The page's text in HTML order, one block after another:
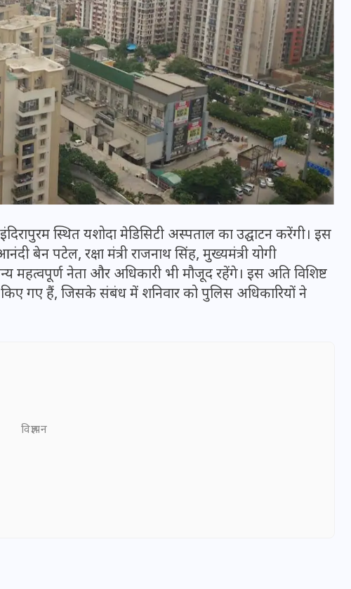
इंदिरापुरम स्थित यशोदा मेडिसिटी अस्पताल का उद्घाटन करेंगी। इस
बेन पटेल, रक्षा मंत्री राजनाथ सिंह, मुख्यमंत्री योगी
नेता और अधिकारी भी मौजूद रहेंगे। इस अति विशिष्ट
गए हैं, जिसके संबंध में शनिवार को पुलिस अधिकारियों ने
विज्ञापन
में
यूपी न्यूज़: नौकरों ने पिता-पुत्री
को 5 साल घर में बनाया बंधक,
बुजुर्ग की मौत, बेटी बनी
‘कंकाल’
29 दिसम्बर 2025